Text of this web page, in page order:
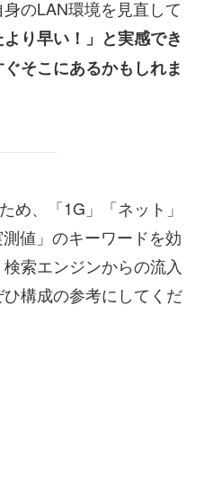
のLAN環境を見直して
より早い！」と実感でき
そこにあるかもしれま
め、「1G」「ネット」
値」のキーワードを効
索エンジンからの流入
構成の参考にしてくだ